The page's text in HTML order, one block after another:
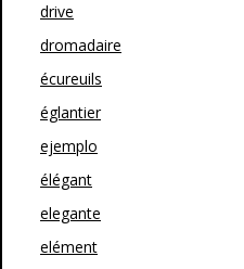
drive
dromadaire
écureuils
églantier
ejemplo
élégant
elegante
elément